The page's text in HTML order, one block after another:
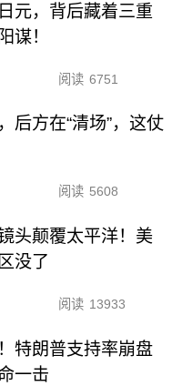
元，背后藏着三重
谋！
阅读 6751
后方在“清场”，这仗
阅读 5608
头颠覆太平洋！美
没了
阅读 13933
特朗普支持率崩盘
一击